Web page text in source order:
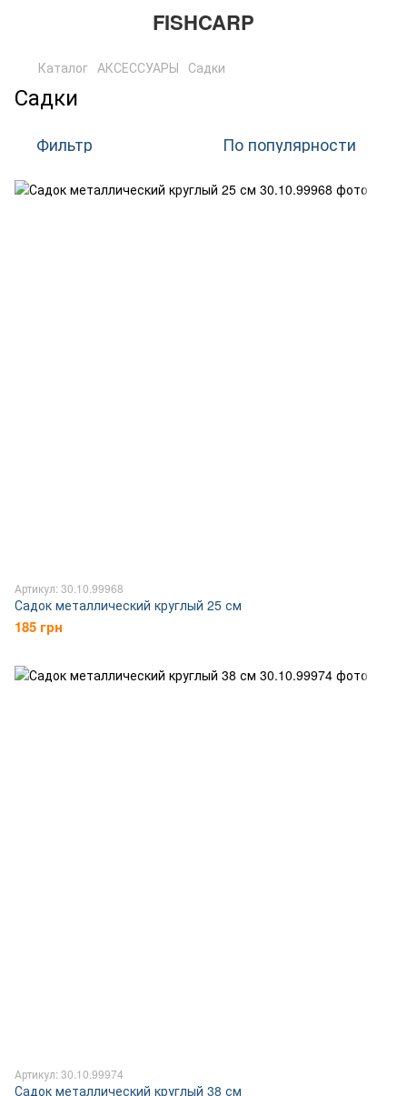
FISHCARP
Каталог АКСЕССУАРЫ Садки
Садки
Фильтр По популярности
Артикул: 30.10.99968
Садок металлический круглый 25 см
185 грн
Артикул: 30.10.99974
Садок металлический круглый 38 см